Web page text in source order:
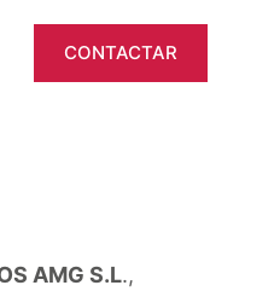
CONTACTAR
AMG S.L.,